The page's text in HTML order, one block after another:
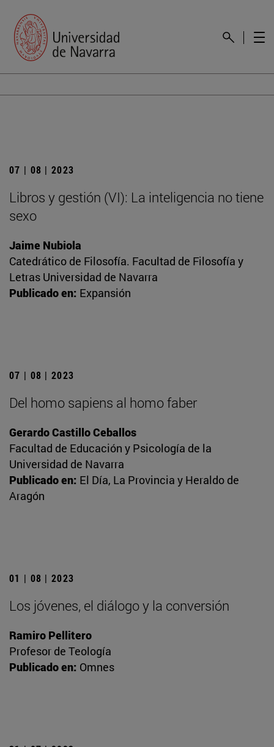
07 | 08 | 2023
Libros y gestión (VI): La inteligencia no tiene
sexo
Jaime Nubiola
Catedrático de Filosofía. Facultad de Filosofía y
Letras Universidad de Navarra
Publicado en: Expansión
07 | 08 | 2023
Del homo sapiens al homo faber
Gerardo Castillo Ceballos
Facultad de Educación y Psicología de la
Universidad de Navarra
Publicado en: El Día, La Provincia y Heraldo de
Aragón
01 | 08 | 2023
Los jóvenes, el diálogo y la conversión
Ramiro Pellitero
Profesor de Teología
Publicado en: Omnes